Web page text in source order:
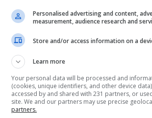
Personalised advertising and content,
measurement, audience research and
Store and/or access information on a
Learn more
Your personal data will be processed and
(cookies, unique identifiers, and other device
accessed by and shared with 231 partners, or
site. We and our partners may use precise
partners.